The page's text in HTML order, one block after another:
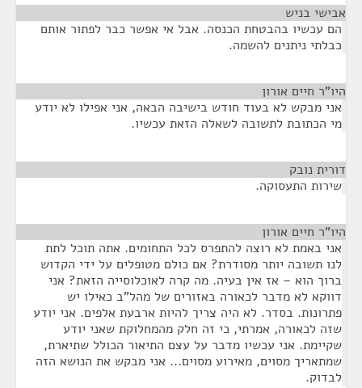
אבישי בניש
הם עכשיו בהבטחת הכנסה. אבל אי אפשר כבר לפתור אותם
כבלתי ניתנים להשמה.
היו"ר חיים אורון
אני מבקש לא בעוד חודש בישיבה הבאה, אני אפילו לא יודע
מי הכתובת לתשובה לשאלה הזאת עכשיו.
דורית נובק
שירות התעסוקה.
היו"ר חיים אורון
אני באמת לא רוצה להתפרס לכל התחומים. אתה תוכל לתת
לנו תשובה יותר מסודרת? אם כולם מטופלים על ידי הקדוש
ברוך הוא – אז אין בעיה. מה קרה לאוכלוסייה הזאת? אני
דווקא לא מדבר לכאורה באזורים של מהל"ב כאילו יש
פתרונות. בסדר. לא היה צריך להיות ארבעת אלפים. אני יודע
שזה לכאורה, אמרתי, כי זה חלק מהמחלוקת שאני יודע
שקיימת. אני עכשיו מדבר על עצם התיאור הכולל שתיארת,
שמתאריך מסוים, מאירוע מסוים... אני מבקש את הנושא הזה
לבדוק.